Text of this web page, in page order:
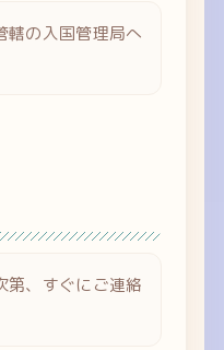
轄の入国管理局へ
第、すぐにご連絡